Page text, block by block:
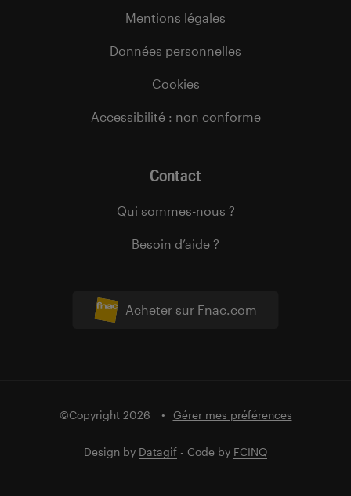
Acheter sur Fnac.com
Mentions légales
Données personnelles
Cookies
Accessibilité : non conforme
Contact
Qui sommes-nous ?
Besoin d’aide ?
©Copyright 2026 Gérer mes préférences
Design by Datagif - Code by FCINQ